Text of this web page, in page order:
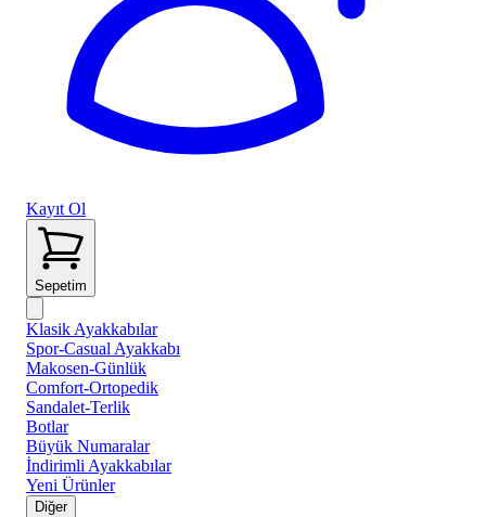
Kayıt Ol
Sepetim
Klasik Ayakkabılar
Spor-Casual Ayakkabı
Makosen-Günlük
Comfort-Ortopedik
Sandalet-Terlik
Botlar
Büyük Numaralar
İndirimli Ayakkabılar
Yeni Ürünler
Diğer